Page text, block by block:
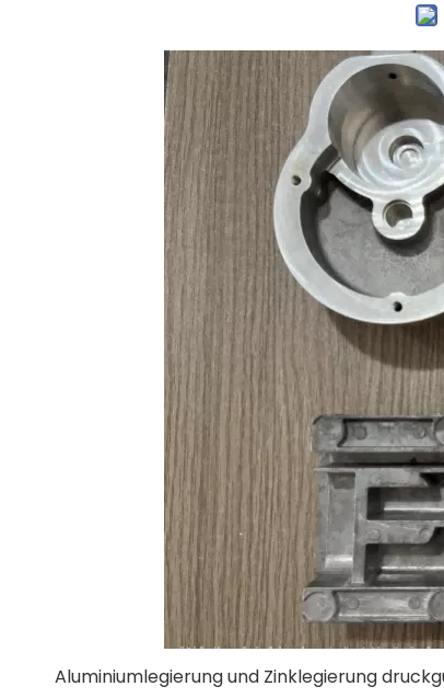
Aluminiumlegierung und Zinklegierung